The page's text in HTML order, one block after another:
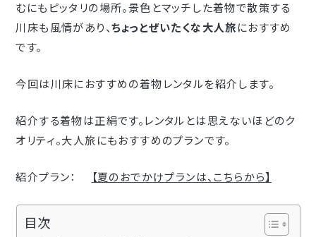
むにもピッタリの場所。景色とマッチした着物で散策する
川床も風情があり、ちょっとぜいたくな大人旅 におすすめ
です。
今回は川床におすすめの着物レンタルを紹介します。
紹介する着物は正絹です。レンタルとは思えないほどのク
オリティ。大人旅にもおすすめのプランです。
紹介プラン： 【夏のおでかけプランは、こちらから】
目次